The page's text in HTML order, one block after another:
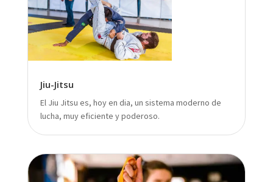
Jiu-Jitsu
El Jiu Jitsu es, hoy en dia, un sistema moderno de
lucha, muy eficiente y poderoso.